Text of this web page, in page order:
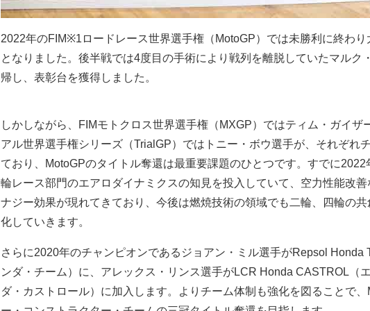
2022年のFIM※1ロードレース世界選手権（MotoGP）では未勝利に終わり
となりました。後半戦では4度目の手術により戦列を離脱していたマルク
帰し、表彰台を獲得しました。
しかしながら、FIMモトクロス世界選手権（MXGP）ではティム・ガイザ
アル世界選手権シリーズ（TrialGP）ではトニー・ボウ選手が、それぞれ
ており、MotoGPのタイトル奪還は最重要課題のひとつです。すでに2022
輪レース部門のエアロダイナミクスの知見を投入していて、空力性能改
ナジー効果が現れてきており、今後は燃焼技術の領域でも二輪、四輪の
化していきます。
さらに2020年のチャンピオンであるジョアン・ミル選手がRepsol Honda
ンダ・チーム）に、アレックス・リンス選手がLCR Honda CASTROL（
ダ・カストロール）に加入します。よりチーム体制も強化を図ることで